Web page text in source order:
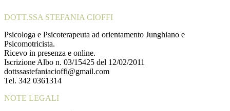
DOTT.SSA STEFANIA CIOFFI
Psicologa e Psicoterapeuta ad orientamento Junghiano e
Psicomotricista.
Ricevo in presenza e online.
Iscrizione Albo n. 03/15425 del 12/02/2011
dottssastefaniacioffi@gmail.com
Tel. 342 0361314
NOTE LEGALI